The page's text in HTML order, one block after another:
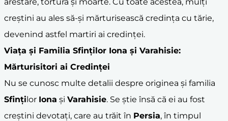
creștini au ales să-și mărturisească credința cu tărie,
devenind astfel martiri ai credinței.
Viața și Familia Sfinților Iona și Varahisie:
Mărturisitori ai Credinței
Nu se cunosc multe detalii despre originea și familia
Sfinților Iona și Varahisie. Se știe însă că ei au fost
creștini devotați, care au trăit în Persia, în timpul